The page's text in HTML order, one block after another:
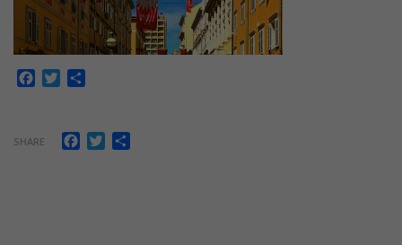
Facebook
Twitter
SHARE Facebook
Twitter